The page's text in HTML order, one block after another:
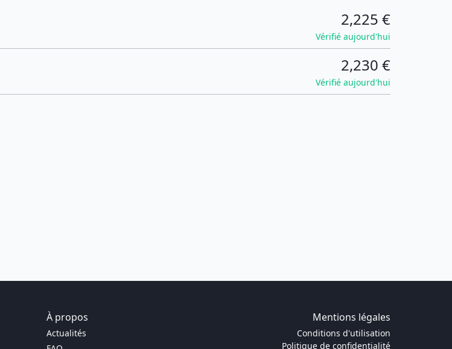
2,225 €
Vérifié aujourd'hui
2,230 €
Vérifié aujourd'hui
À propos Mentions légales
Actualités
Conditions d'utilisation
Politique de confidentialité